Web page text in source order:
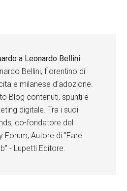
a Leonardo Bellini
Bellini, fiorentino di
e milanese d'adozione.
Blog contenuti, spunti e
digitale. Tra i suoi
co-fondatore del
Forum, Autore di "Fare
- Lupetti Editore.